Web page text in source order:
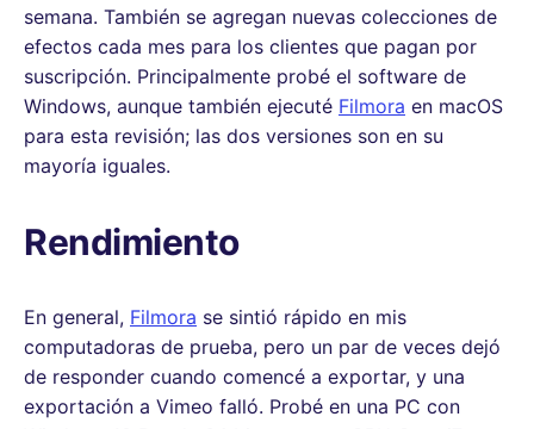
semana. También se agregan nuevas colecciones de
efectos cada mes para los clientes que pagan por
suscripción. Principalmente probé el software de
Windows, aunque también ejecuté Filmora en macOS
para esta revisión; las dos versiones son en su
mayoría iguales.
Rendimiento
En general, Filmora se sintió rápido en mis
computadoras de prueba, pero un par de veces dejó
de responder cuando comencé a exportar, y una
exportación a Vimeo falló. Probé en una PC con